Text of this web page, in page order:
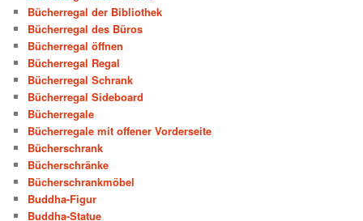
Bücherregal der Bibliothek
Bücherregal des Büros
Bücherregal öffnen
Bücherregal Regal
Bücherregal Schrank
Bücherregal Sideboard
Bücherregale
Bücherregale mit offener Vorderseite
Bücherschrank
Bücherschränke
Bücherschrankmöbel
Buddha-Figur
Buddha-Statue